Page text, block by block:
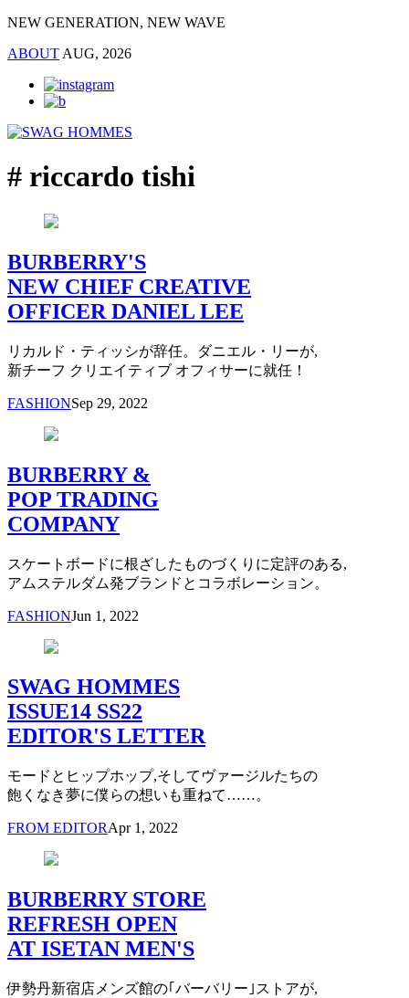
NEW GENERATION, NEW WAVE
ABOUT AUG, 2026
# riccardo tishi
BURBERRY'S
NEW CHIEF CREATIVE
OFFICER DANIEL LEE
リカルド・ティッシが辞任。ダニエル・リーが,
新チーフ クリエイティブ オフィサーに就任！
FASHIONSep 29, 2022
BURBERRY &
POP TRADING
COMPANY
スケートボードに根ざしたものづくりに定評のある,
アムステルダム発ブランドとコラボレーション。
FASHIONJun 1, 2022
SWAG HOMMES
ISSUE14 SS22
EDITOR'S LETTER
モードとヒップホップ,そしてヴァージルたちの
飽くなき夢に僕らの想いも重ねて……。
FROM EDITORApr 1, 2022
BURBERRY STORE
REFRESH OPEN
AT ISETAN MEN'S
伊勢丹新宿店メンズ館の｢バーバリー｣ストアが,